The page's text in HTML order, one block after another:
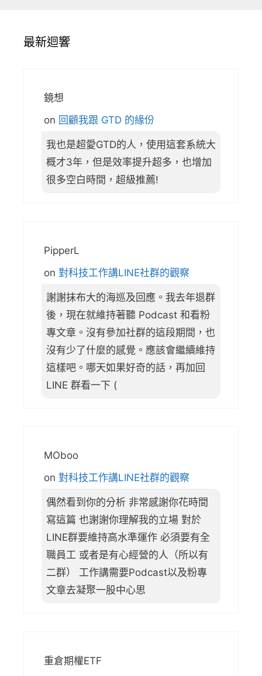
最新迴響
鏡想
on 回顧我跟 GTD 的緣份
我也是超愛GTD的人，使用這套系統大
概才3年，但是效率提升超多，也增加
很多空白時間，超級推薦!
PipperL
on 對科技工作講LINE社群的觀察
謝謝抹布大的海巡及回應。我去年退群
後，現在就維持著聽 Podcast 和看粉
專文章。沒有參加社群的這段期間，也
沒有少了什麼的感覺。應該會繼續維持
這樣吧。哪天如果好奇的話，再加回
LINE 群看一下 (
MOboo
on 對科技工作講LINE社群的觀察
偶然看到你的分析 非常感謝你花時間
寫這篇 也謝謝你理解我的立場 對於
LINE群要維持高水準運作 必須要有全
職員工 或者是有心經營的人（所以有
二群） 工作講需要Podcast以及粉專
文章去凝聚一股中心思
重倉期權ETF